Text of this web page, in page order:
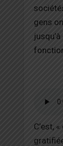
gens
C’est,